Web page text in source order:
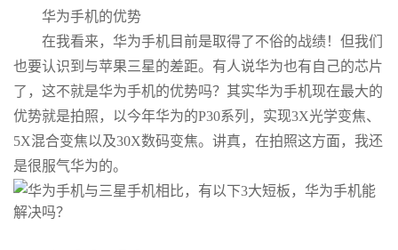
华为手机的优势
在我看来，华为手机目前是取得了不俗的战绩！但我们
也要认识到与苹果三星的差距。有人说华为也有自己的芯片
了，这不就是华为手机的优势吗？其实华为手机现在最大的
优势就是拍照，以今年华为的P30系列，实现3X光学变焦、
5X混合变焦以及30X数码变焦。讲真，在拍照这方面，我还
是很服气华为的。